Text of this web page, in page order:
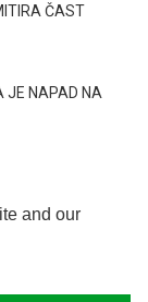
and our
ČAST
JE NAPAD NA